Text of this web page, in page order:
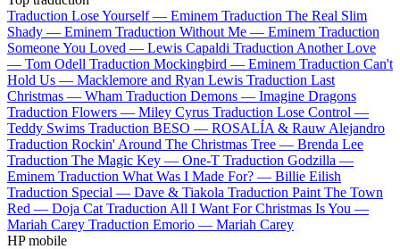
Traduction Lose Yourself — Eminem Traduction The Real Slim
Shady — Eminem Traduction Without Me — Eminem Traduction
Someone You Loved — Lewis Capaldi Traduction Another Love
— Tom Odell Traduction Mockingbird — Eminem Traduction Can't
Hold Us — Macklemore and Ryan Lewis Traduction Last
Christmas — Wham Traduction Demons — Imagine Dragons
Traduction Flowers — Miley Cyrus Traduction Lose Control —
Teddy Swims Traduction BESO — ROSALÍA & Rauw Alejandro
Traduction Rockin' Around The Christmas Tree — Brenda Lee
Traduction The Magic Key — One-T Traduction Godzilla —
Eminem Traduction What Was I Made For? — Billie Eilish
Traduction Special — Dave & Tiakola Traduction Paint The Town
Red — Doja Cat Traduction All I Want For Christmas Is You —
Mariah Carey Traduction Emorio — Mariah Carey
HP mobile